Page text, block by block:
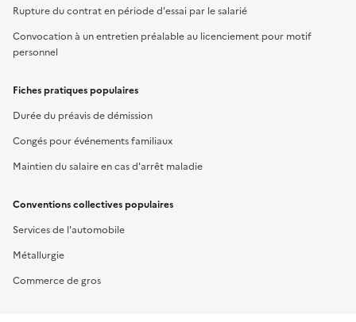
Rupture du contrat en période d'essai par le salarié
Convocation à un entretien préalable au licenciement pour motif
personnel
Fiches pratiques populaires
Durée du préavis de démission
Congés pour événements familiaux
Maintien du salaire en cas d'arrêt maladie
Conventions collectives populaires
Services de l'automobile
Métallurgie
Commerce de gros